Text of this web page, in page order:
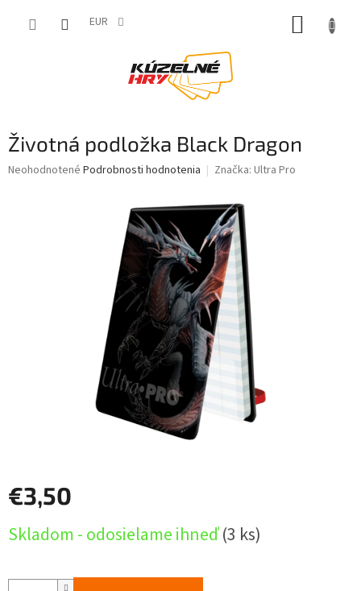
EUR
Životná podložka Black Dragon
Priemerné
Neohodnotené Podrobnosti hodnotenia Značka: Ultra Pro
€3,50
cena:
Skladom - odosielame ihneď(3 ks)